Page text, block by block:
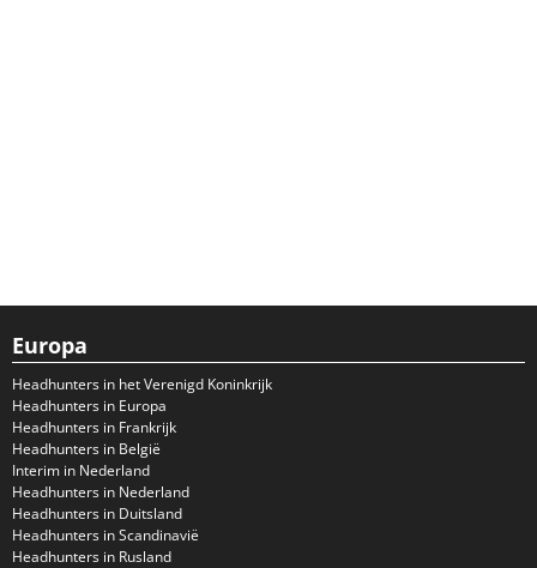
Europa
Headhunters in het Verenigd Koninkrijk
Headhunters in Europa
Headhunters in Frankrijk
Headhunters in België
Interim in Nederland
Headhunters in Nederland
Headhunters in Duitsland
Headhunters in Scandinavië
Headhunters in Rusland